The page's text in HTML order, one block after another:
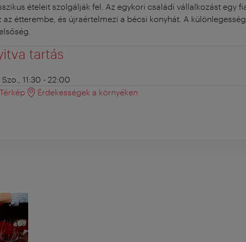
ételeit szolgálják fel. Az egykori családi vállalkozást egy
az étterembe, és újraértelmezi a bécsi konyhát. A
tartás
Szo., 11:30 - 22:00
Térkép
Érdekességek a környéken